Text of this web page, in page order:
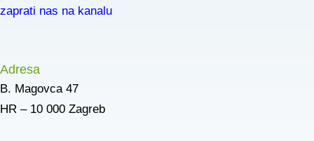
zaprati nas na kanalu
Adresa
B. Magovca 47
HR – 10 000 Zagreb